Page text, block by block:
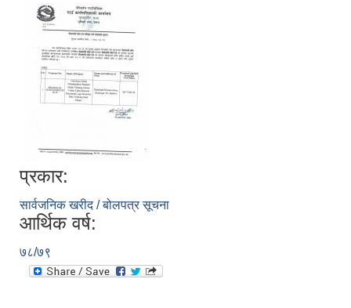
प्रकार:
सार्वजनिक खरीद / बोलपत्र सूचना
आर्थिक वर्ष:
७८/७९